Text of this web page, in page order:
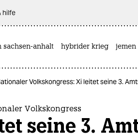
hilfe
sachsen-anhalt hybrider krieg jemen
Volkskongress: Xi leitet seine 3.
Volkskongress
seine 3.